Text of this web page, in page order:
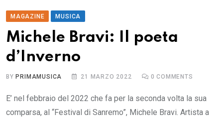
MAGAZINE MUSICA
Michele Bravi: Il poeta
d’Inverno
BY PRIMAMUSICA 21 MARZO 2022 0 COMMENTS
E’ nel febbraio del 2022 che fa per la seconda volta la sua
comparsa, al “Festival di Sanremo”, Michele Bravi. Artista a